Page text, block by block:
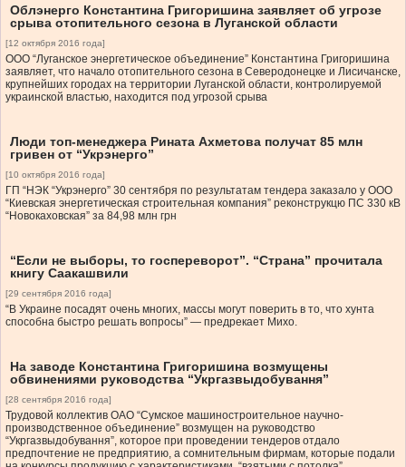
Облэнерго Константина Григоришина заявляет об угрозе
срыва отопительного сезона в Луганской области
[12 октября 2016 года]
ООО “Луганское энергетическое объединение” Константина Григоришина
заявляет, что начало отопительного сезона в Северодонецке и Лисичанске,
крупнейших городах на территории Луганской области, контролируемой
украинской властью, находится под угрозой срыва
Люди топ-менеджера Рината Ахметова получат 85 млн
гривен от “Укрэнерго”
[10 октября 2016 года]
ГП “НЭК “Укрэнерго” 30 сентября по результатам тендера заказало у ООО
“Киевская энергетическая строительная компания” реконструкцю ПС 330 кВ
“Новокаховская” за 84,98 млн грн
“Если не выборы, то госпереворот”. “Страна” прочитала
книгу Саакашвили
[29 сентября 2016 года]
“В Украине посадят очень многих, массы могут поверить в то, что хунта
способна быстро решать вопросы” — предрекает Михо.
На заводе Константина Григоришина возмущены
обвинениями руководства “Укргазвыдобування”
[28 сентября 2016 года]
Трудовой коллектив ОАО “Сумское машиностроительное научно-
производственное объединение” возмущен на руководство
“Укргазвыдобування”, которое при проведении тендеров отдало
предпочтение не предприятию, а сомнительным фирмам, которые подали